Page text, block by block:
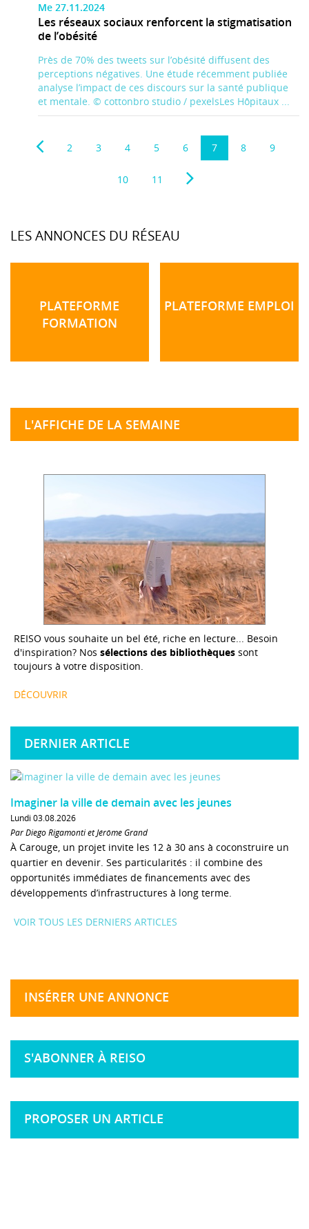
Me 27.11.2024
Les réseaux sociaux renforcent la stigmatisation
de l’obésité
Près de 70% des tweets sur l’obésité diffusent des
perceptions négatives. Une étude récemment publiée
analyse l’impact de ces discours sur la santé publique
et mentale. © cottonbro studio / pexelsLes Hôpitaux ...
2 3 4 5 6 7 8 9
10 11
LES ANNONCES DU RÉSEAU
PLATEFORME
FORMATION
PLATEFORME EMPLOI
L'AFFICHE DE LA SEMAINE
REISO vous souhaite un bel été, riche en lecture... Besoin
d'inspiration? Nos sélections des bibliothèques sont
toujours à votre disposition.
DÉCOUVRIR
DERNIER ARTICLE
Imaginer la ville de demain avec les jeunes
Lundi 03.08.2026
Par Diego Rigamonti et Jérôme Grand
À Carouge, un projet invite les 12 à 30 ans à coconstruire un
quartier en devenir. Ses particularités : il combine des
opportunités immédiates de financements avec des
développements d’infrastructures à long terme.
VOIR TOUS LES DERNIERS ARTICLES
INSÉRER UNE ANNONCE
S'ABONNER À REISO
PROPOSER UN ARTICLE